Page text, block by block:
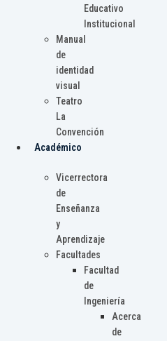
Educativo
Institucional
Manual
de
identidad
visual
Teatro
La
Convención
Académico
Vicerrectora
de
Enseñanza
y
Aprendizaje
Facultades
Facultad
de
Ingeniería
Acerca
de